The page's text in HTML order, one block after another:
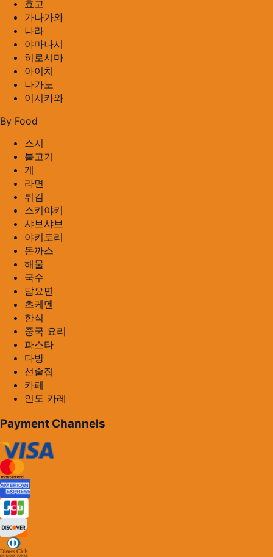
효고
가나가와
나라
야마나시
히로시마
아이치
나가노
이시카와
By Food
스시
불고기
게
라면
튀김
스키야키
샤브샤브
야키토리
돈까스
해물
국수
담요면
츠케멘
한식
중국 요리
파스타
다방
선술집
카페
인도 카레
Payment Channels